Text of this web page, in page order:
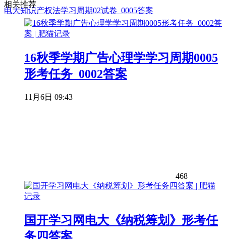
电大知识产权法学习周期02试卷_0005答案
相关推荐
16秋季学期广告心理学学习周期0005
形考任务_0002答案
11月6日 09:43
468
国开学习网电大《纳税筹划》形考任
务四答案